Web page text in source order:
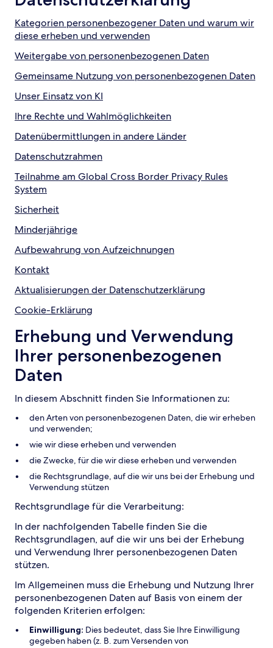
Kategorien personenbezogener Daten und warum wir
diese erheben und verwenden
Weitergabe von personenbezogenen Daten
Gemeinsame Nutzung von personenbezogenen Daten
Unser Einsatz von KI
Ihre Rechte und Wahlmöglichkeiten
Datenübermittlungen in andere Länder
Datenschutzrahmen
Teilnahme am Global Cross Border Privacy Rules
System
Sicherheit
Minderjährige
Aufbewahrung von Aufzeichnungen
Kontakt
Aktualisierungen der Datenschutzerklärung
Cookie-Erklärung
Erhebung und Verwendung
Ihrer personenbezogenen
Daten
In diesem Abschnitt finden Sie Informationen zu:
den Arten von personenbezogenen Daten, die wir erheben
und verwenden;
wie wir diese erheben und verwenden
die Zwecke, für die wir diese erheben und verwenden
die Rechtsgrundlage, auf die wir uns bei der Erhebung und
Verwendung stützen
Rechtsgrundlage für die Verarbeitung:
In der nachfolgenden Tabelle finden Sie die
Rechtsgrundlagen, auf die wir uns bei der Erhebung
und Verwendung Ihrer personenbezogenen Daten
stützen.
Im Allgemeinen muss die Erhebung und Nutzung Ihrer
personenbezogenen Daten auf Basis von einem der
folgenden Kriterien erfolgen:
Einwilligung: Dies bedeutet, dass Sie Ihre Einwilligung
gegeben haben (z. B. zum Versenden von